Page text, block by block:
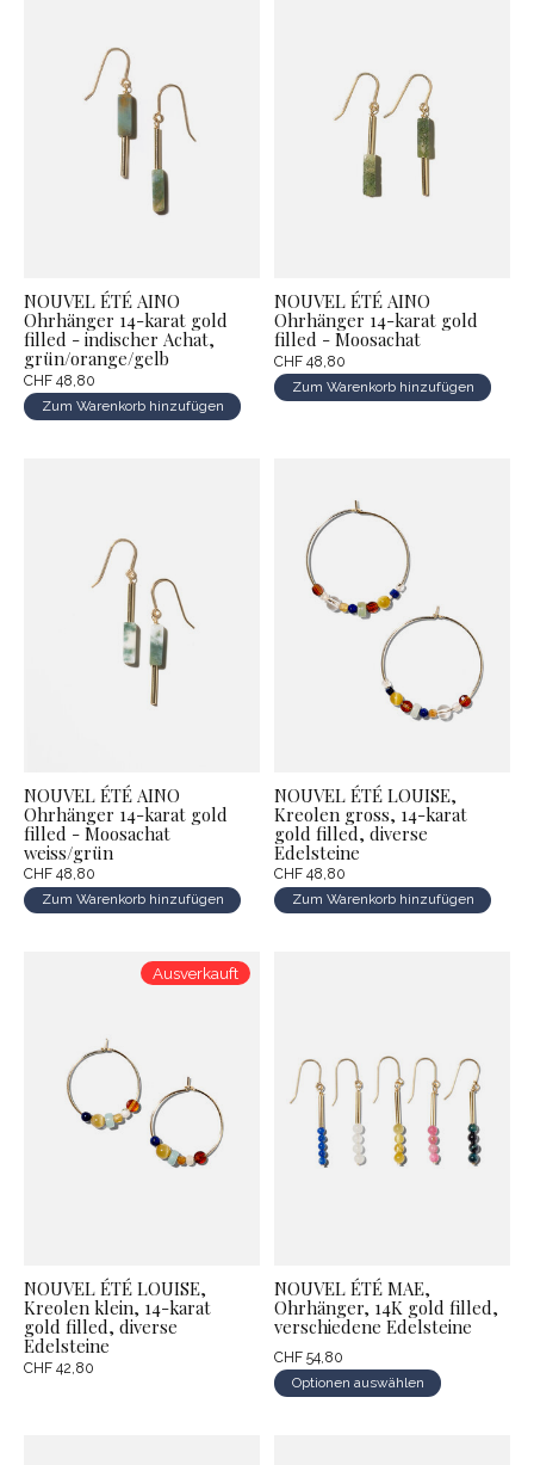
NOUVEL ÉTÉ AINO
Ohrhänger 14-karat gold
filled - indischer Achat,
grün/orange/gelb
CHF 48,80
Zum Warenkorb hinzufügen
NOUVEL ÉTÉ AINO
Ohrhänger 14-karat gold
filled - Moosachat
CHF 48,80
Zum Warenkorb hinzufügen
NOUVEL ÉTÉ AINO
Ohrhänger 14-karat gold
filled - Moosachat
weiss/grün
CHF 48,80
Zum Warenkorb hinzufügen
NOUVEL ÉTÉ LOUISE,
Kreolen gross, 14-karat
gold filled, diverse
Edelsteine
CHF 48,80
Zum Warenkorb hinzufügen
Ausverkauft
NOUVEL ÉTÉ LOUISE,
Kreolen klein, 14-karat
gold filled, diverse
Edelsteine
CHF 42,80
NOUVEL ÉTÉ MAE,
Ohrhänger, 14K gold filled,
verschiedene Edelsteine
CHF 54,80
Optionen auswählen